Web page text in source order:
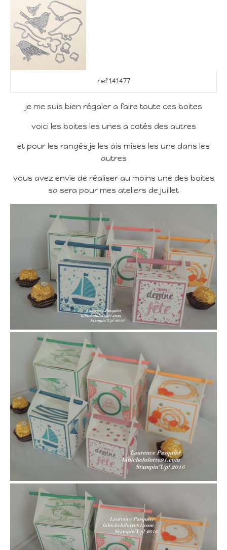
ref 141477
je me suis bien régaler a faire toute ces boites
voici les boites les unes a cotés des autres
et pour les rangés je les ais mises les une dans les
autres
vous avez envie de réaliser au moins une des boites
sa sera pour mes ateliers de juillet